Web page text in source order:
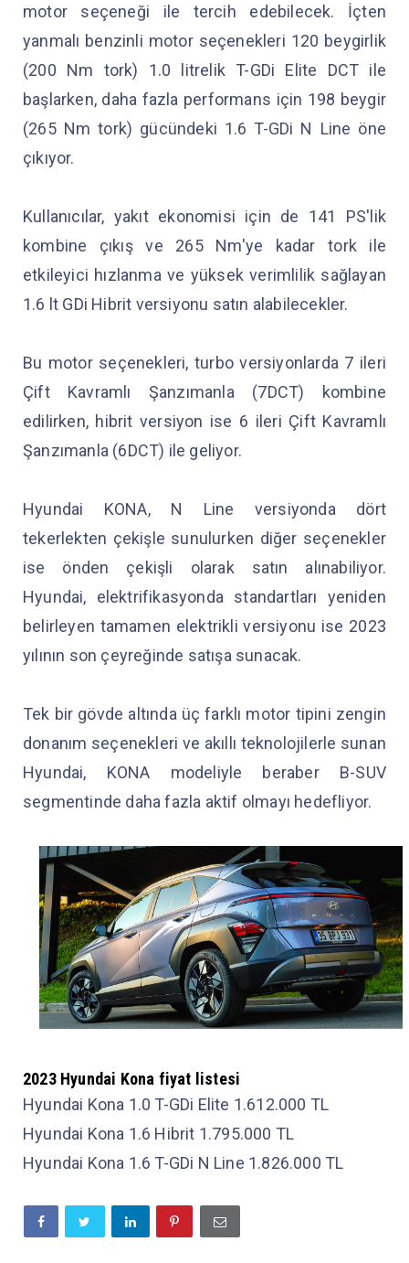
motor seçeneği ile tercih edebilecek. İçten
yanmalı benzinli motor seçenekleri 120 beygirlik
(200 Nm tork) 1.0 litrelik T-GDi Elite DCT ile
başlarken, daha fazla performans için 198 beygir
(265 Nm tork) gücündeki 1.6 T-GDi N Line öne
çıkıyor.
Kullanıcılar, yakıt ekonomisi için de 141 PS'lik
kombine çıkış ve 265 Nm'ye kadar tork ile
etkileyici hızlanma ve yüksek verimlilik sağlayan
1.6 lt GDi Hibrit versiyonu satın alabilecekler.
Bu motor seçenekleri, turbo versiyonlarda 7 ileri
Çift Kavramlı Şanzımanla (7DCT) kombine
edilirken, hibrit versiyon ise 6 ileri Çift Kavramlı
Şanzımanla (6DCT) ile geliyor.
Hyundai KONA, N Line versiyonda dört
tekerlekten çekişle sunulurken diğer seçenekler
ise önden çekişli olarak satın alınabiliyor.
Hyundai, elektrifikasyonda standartları yeniden
belirleyen tamamen elektrikli versiyonu ise 2023
yılının son çeyreğinde satışa sunacak.
Tek bir gövde altında üç farklı motor tipini zengin
donanım seçenekleri ve akıllı teknolojilerle sunan
Hyundai, KONA modeliyle beraber B-SUV
segmentinde daha fazla aktif olmayı hedefliyor.
2023 Hyundai Kona fiyat listesi
Hyundai Kona 1.0 T-GDi Elite 1.612.000 TL
Hyundai Kona 1.6 Hibrit 1.795.000 TL
Hyundai Kona 1.6 T-GDi N Line 1.826.000 TL